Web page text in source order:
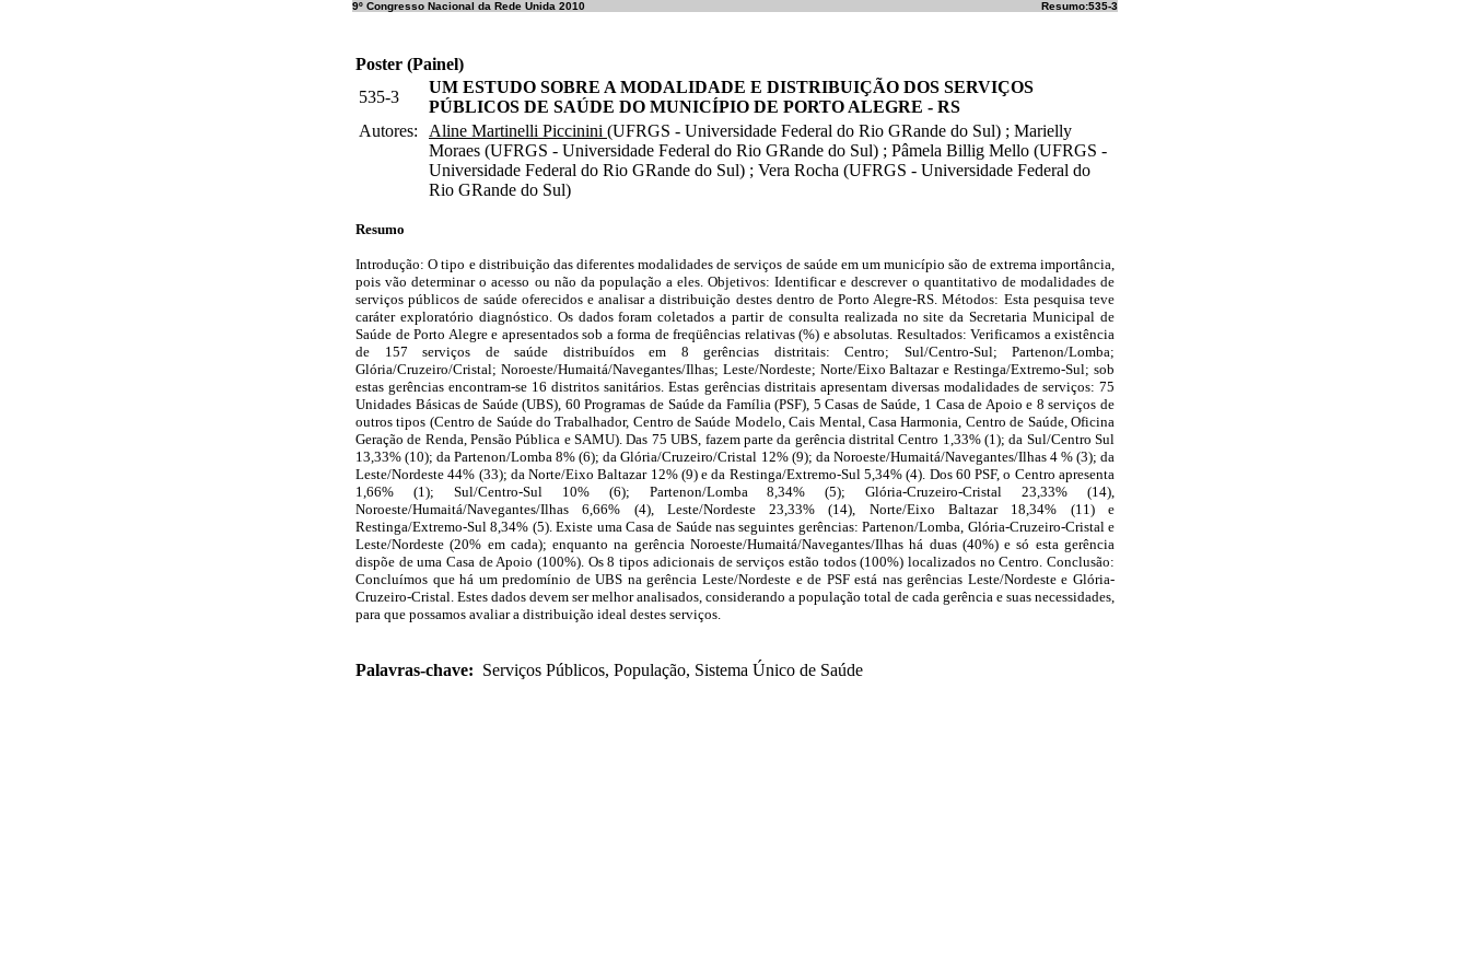
9º Congresso Nacional da Rede Unida 2010 Resumo:535-3
Poster (Painel)
535-3
UM ESTUDO SOBRE A MODALIDADE E DISTRIBUIÇÃO DOS SERVIÇOS
PÚBLICOS DE SAÚDE DO MUNICÍPIO DE PORTO ALEGRE - RS
Autores:
Aline Martinelli Piccinini (UFRGS - Universidade Federal do Rio GRande do Sul) ; Marielly
Moraes (UFRGS - Universidade Federal do Rio GRande do Sul) ; Pâmela Billig Mello (UFRGS -
Universidade Federal do Rio GRande do Sul) ; Vera Rocha (UFRGS - Universidade Federal do
Rio GRande do Sul)
Resumo
Introdução: O tipo e distribuição das diferentes modalidades de serviços de saúde em um município são de extrema importância,
pois vão determinar o acesso ou não da população a eles. Objetivos: Identificar e descrever o quantitativo de modalidades de
serviços públicos de saúde oferecidos e analisar a distribuição destes dentro de Porto Alegre-RS. Métodos: Esta pesquisa teve
caráter exploratório diagnóstico. Os dados foram coletados a partir de consulta realizada no site da Secretaria Municipal de
Saúde de Porto Alegre e apresentados sob a forma de freqüências relativas (%) e absolutas. Resultados: Verificamos a existência
de 157 serviços de saúde distribuídos em 8 gerências distritais: Centro; Sul/Centro-Sul; Partenon/Lomba;
Glória/Cruzeiro/Cristal; Noroeste/Humaitá/Navegantes/Ilhas; Leste/Nordeste; Norte/Eixo Baltazar e Restinga/Extremo-Sul; sob
estas gerências encontram-se 16 distritos sanitários. Estas gerências distritais apresentam diversas modalidades de serviços: 75
Unidades Básicas de Saúde (UBS), 60 Programas de Saúde da Família (PSF), 5 Casas de Saúde, 1 Casa de Apoio e 8 serviços de
outros tipos (Centro de Saúde do Trabalhador, Centro de Saúde Modelo, Cais Mental, Casa Harmonia, Centro de Saúde, Oficina
Geração de Renda, Pensão Pública e SAMU). Das 75 UBS, fazem parte da gerência distrital Centro 1,33% (1); da Sul/Centro Sul
13,33% (10); da Partenon/Lomba 8% (6); da Glória/Cruzeiro/Cristal 12% (9); da Noroeste/Humaitá/Navegantes/Ilhas 4 % (3); da
Leste/Nordeste 44% (33); da Norte/Eixo Baltazar 12% (9) e da Restinga/Extremo-Sul 5,34% (4). Dos 60 PSF, o Centro apresenta
1,66% (1); Sul/Centro-Sul 10% (6); Partenon/Lomba 8,34% (5); Glória-Cruzeiro-Cristal 23,33% (14),
Noroeste/Humaitá/Navegantes/Ilhas 6,66% (4), Leste/Nordeste 23,33% (14), Norte/Eixo Baltazar 18,34% (11) e
Restinga/Extremo-Sul 8,34% (5). Existe uma Casa de Saúde nas seguintes gerências: Partenon/Lomba, Glória-Cruzeiro-Cristal e
Leste/Nordeste (20% em cada); enquanto na gerência Noroeste/Humaitá/Navegantes/Ilhas há duas (40%) e só esta gerência
dispõe de uma Casa de Apoio (100%). Os 8 tipos adicionais de serviços estão todos (100%) localizados no Centro. Conclusão:
Concluímos que há um predomínio de UBS na gerência Leste/Nordeste e de PSF está nas gerências Leste/Nordeste e Glória-
Cruzeiro-Cristal. Estes dados devem ser melhor analisados, considerando a população total de cada gerência e suas necessidades,
para que possamos avaliar a distribuição ideal destes serviços.
Palavras-chave: Serviços Públicos, População, Sistema Único de Saúde